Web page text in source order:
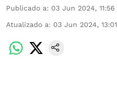
Publicado a: 03 Jun 2024, 11:56
Atualizado a: 03 Jun 2024, 13:01